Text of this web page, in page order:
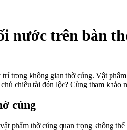
nước trên bàn
trong không gian thờ cúng. Vật
chiêu tài đón lộc? Cùng tham
cúng
phẩm thờ cúng quan trọng không thể